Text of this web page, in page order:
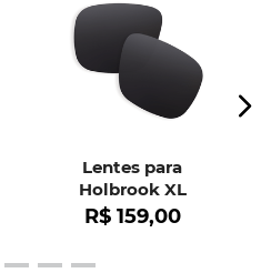
Lentes para
Holbrook XL
R$ 159,00